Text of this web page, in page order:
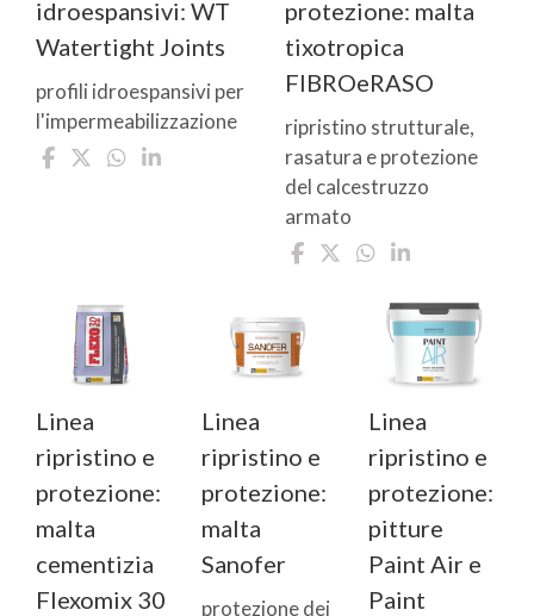
idroespansivi: WT
Watertight Joints
profili idroespansivi per
l'impermeabilizzazione
protezione: malta
tixotropica
FIBROeRASO
ripristino strutturale,
rasatura e protezione
del calcestruzzo
armato
Linea
ripristino e
protezione:
malta
cementizia
Flexomix 30
Linea
ripristino e
protezione:
malta
Sanofer
protezione dei
Linea
ripristino e
protezione:
pitture
Paint Air e
Paint